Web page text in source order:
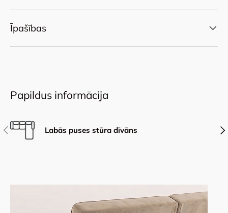
Īpašības
Papildus informācija
Iepriekšējais Labās puses stūra dīvāns